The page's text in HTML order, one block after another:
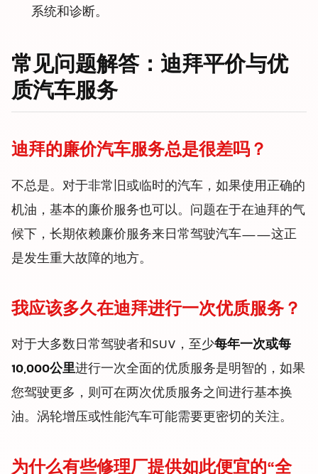
系统和诊断。
常见问题解答：迪拜平价与优
质汽车服务
迪拜的廉价汽车服务总是很差吗？
不总是。对于非常旧或临时的汽车，如果使用正确的
机油，基本的廉价服务也可以。问题在于在迪拜的气
候下，长期依赖廉价服务来日常驾驶汽车——这正
是发生重大故障的地方。
我应该多久在迪拜进行一次优质服务？
对于大多数日常驾驶者和SUV，至少每年一次或每
10,000公里进行一次全面的优质服务是明智的，如果
您驾驶更多，则可在两次优质服务之间进行基本换
油。涡轮增压或性能汽车可能需要更密切的关注。